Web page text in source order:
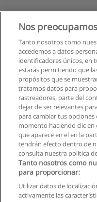
Nos
Tanto nosotros como
accedemos a datos
identificadores únicos, en
estarás permitiendo que
propósitos que se
tratamos datos para
rastreadores, parte del
dejar de ser relevantes
para cambiar tus
momento haciendo clic en
que aparece en el en la
tendrán efecto dentro de
consulta nuestra política
Tanto nosotros como
para proporcionar:
Utilizar datos de
activamente las